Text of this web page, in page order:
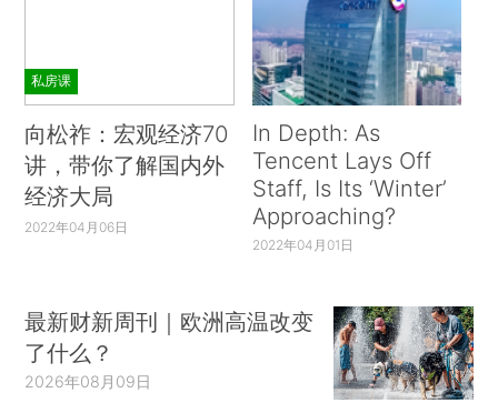
私房课
向松祚：宏观经济70
讲，带你了解国内外
经济大局
2022年04月06日
In Depth: As
Tencent Lays Off
Staff, Is Its ‘Winter’
Approaching?
2022年04月01日
最新财新周刊｜欧洲高温改变
了什么？
2026年08月09日